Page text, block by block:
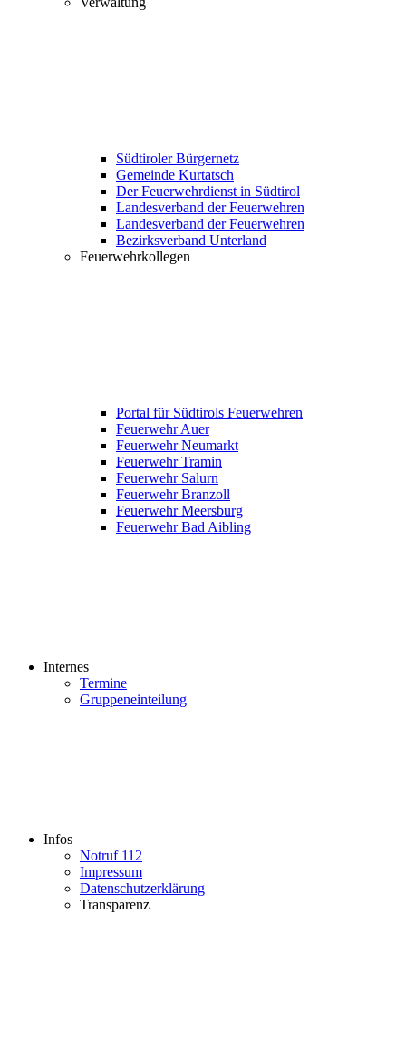
Südtiroler Bürgernetz
Gemeinde Kurtatsch
Der Feuerwehrdienst in Südtirol
Landesverband der Feuerwehren
Landesverband der Feuerwehren
Bezirksverband Unterland
Feuerwehrkollegen
Portal für Südtirols Feuerwehren
Feuerwehr Auer
Feuerwehr Neumarkt
Feuerwehr Tramin
Feuerwehr Salurn
Feuerwehr Branzoll
Feuerwehr Meersburg
Feuerwehr Bad Aibling
Internes
Termine
Gruppeneinteilung
Infos
Notruf 112
Impressum
Datenschutzerklärung
Transparenz